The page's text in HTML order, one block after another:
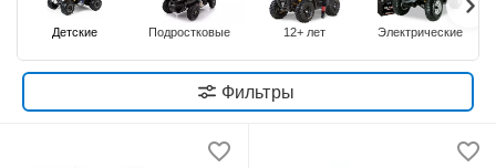
Детские Подростковые 12+ лет Электрические
Фильтры